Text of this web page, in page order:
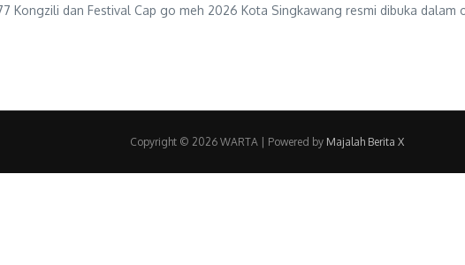
Kongzili dan Festival Cap go meh 2026 Kota Singkawang resmi dibuka
Copyright © 2026 WARTA | Powered by Majalah Berita X